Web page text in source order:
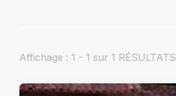
Affichage : 1 - 1 sur 1 RÉSULTATS